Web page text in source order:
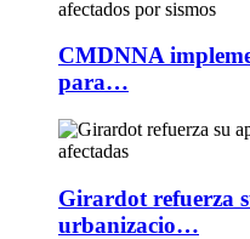
CMDNNA
para…
Girardot refuerza
urbanizacio…